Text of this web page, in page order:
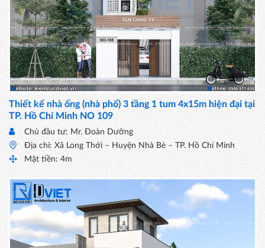
Thiết kế nhà ống (nhà phố) 3 tầng 1 tum 4x15m hiện đại tại
TP. Hồ Chí Minh NO 109
Chủ đầu tư: Mr. Đoàn Dưỡng
Địa chỉ: Xã Long Thới – Huyện Nhà Bè – TP. Hồ Chí Minh
Mặt tiền: 4m